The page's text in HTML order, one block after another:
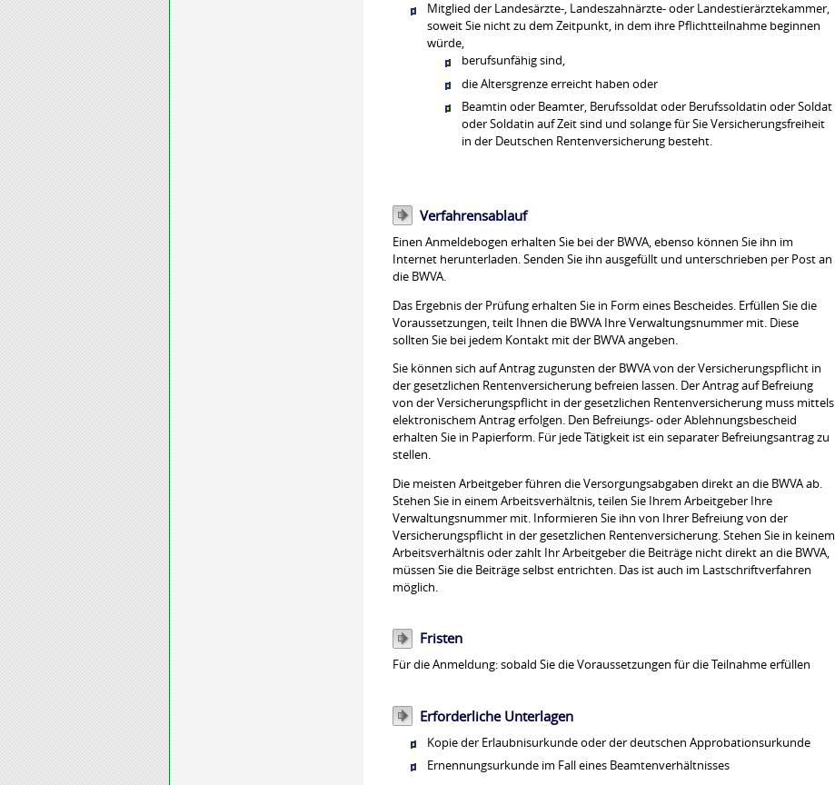
Mitglied der Landesärzte-, Landeszahnärzte- oder Landestierärztekammer,
soweit Sie nicht zu dem Zeitpunkt, in dem ihre Pflichtteilnahme beginnen
würde,
berufsunfähig sind,
die Altersgrenze erreicht haben oder
Beamtin oder Beamter, Berufssoldat oder Berufssoldatin oder Soldat
oder Soldatin auf Zeit sind und solange für Sie Versicherungsfreiheit
in der Deutschen Rentenversicherung besteht.
Verfahrensablauf
Einen Anmeldebogen erhalten Sie bei der BWVA, ebenso können Sie ihn im
Internet herunterladen. Senden Sie ihn ausgefüllt und unterschrieben per Post an
die BWVA.
Das Ergebnis der Prüfung erhalten Sie in Form eines Bescheides. Erfüllen Sie die
Voraussetzungen, teilt Ihnen die BWVA Ihre Verwaltungsnummer mit. Diese
sollten Sie bei jedem Kontakt mit der BWVA angeben.
Sie können sich auf Antrag zugunsten der BWVA von der Versicherungspflicht in
der gesetzlichen Rentenversicherung befreien lassen. Der Antrag auf Befreiung
von der Versicherungspflicht in der gesetzlichen Rentenversicherung muss mittels
elektronischem Antrag erfolgen. Den Befreiungs- oder Ablehnungsbescheid
erhalten Sie in Papierform. Für jede Tätigkeit ist ein separater Befreiungsantrag zu
stellen.
Die meisten Arbeitgeber führen die Versorgungsabgaben direkt an die BWVA ab.
Stehen Sie in einem Arbeitsverhältnis, teilen Sie Ihrem Arbeitgeber Ihre
Verwaltungsnummer mit. Informieren Sie ihn von Ihrer Befreiung von der
Versicherungspflicht in der gesetzlichen Rentenversicherung. Stehen Sie in keinem
Arbeitsverhältnis oder zahlt Ihr Arbeitgeber die Beiträge nicht direkt an die BWVA,
müssen Sie die Beiträge selbst entrichten. Das ist auch im Lastschriftverfahren
möglich.
Fristen
Für die Anmeldung: sobald Sie die Voraussetzungen für die Teilnahme erfüllen
Erforderliche Unterlagen
Kopie der Erlaubnisurkunde oder der deutschen Approbationsurkunde
Ernennungsurkunde im Fall eines Beamtenverhältnisses